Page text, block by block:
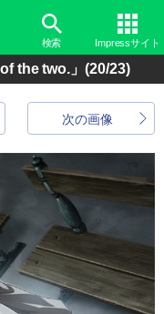
検索 Impressサイト
the two.」(20/23)
次の画像